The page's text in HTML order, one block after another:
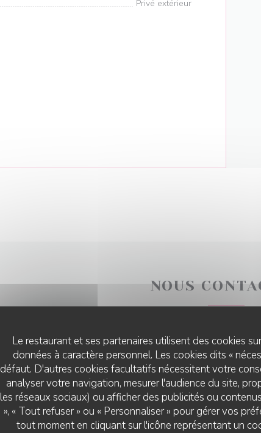
Le restaurant et ses partenaires utilisent des cookies
données à caractère personnel. Les cookies dits «
défaut. D'autres cookies facultatifs nécessitent votre
analyser votre navigation, mesurer l'audience du site,
les réseaux sociaux) ou afficher des publicités ou
», « Tout refuser » ou « Personnaliser » pour gérer vos
tout moment en cliquant sur l'icône représentant un
Privé extérieur
NOUS
Remplissez le formulaire